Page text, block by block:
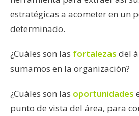
estratégicas a acometer en un
determinado.
¿Cuáles son las fortalezas del
sumamos en la organización?
¿Cuáles son las oportunidades
punto de vista del área, para